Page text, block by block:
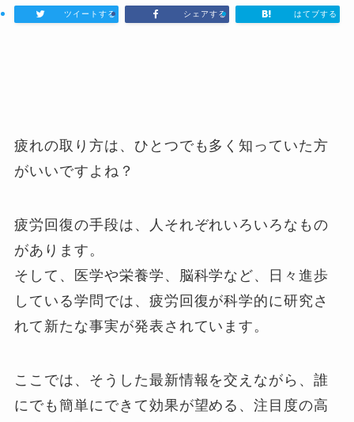
ツイートする シェアする はてブする
疲れの取り方は、ひとつでも多く知っていた方
がいいですよね？
疲労回復の手段は、人それぞれいろいろなもの
があります。
そして、医学や栄養学、脳科学など、日々進歩
している学問では、疲労回復が科学的に研究さ
れて新たな事実が発表されています。
ここでは、そうした最新情報を交えながら、誰
にでも簡単にできて効果が望める、注目度の高